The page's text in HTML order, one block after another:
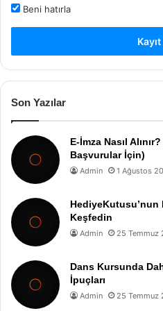
Beni hatırla
Son Yazılar
E-İmza Nasıl
Başvurular İçin)
Admin 1 Ağustos
HediyeKutusu’nun
Keşfedin
Admin 25 Temmuz
Dans Kursunda
İpuçları
Admin 25 Temmuz